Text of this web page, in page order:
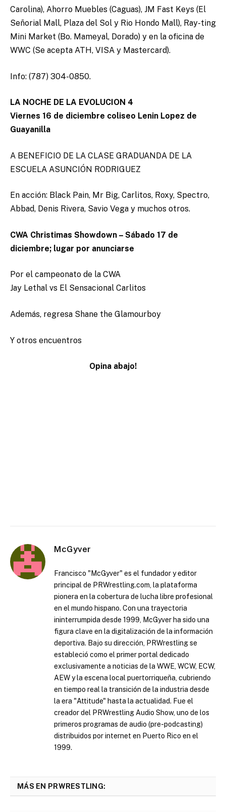
Carolina), Ahorro Muebles (Caguas), JM Fast Keys (El
Señorial Mall, Plaza del Sol y Rio Hondo Mall), Ray-ting
Mini Market (Bo. Mameyal, Dorado) y en la oficina de
WWC (Se acepta ATH, VISA y Mastercard).
Info: (787) 304-0850.
LA NOCHE DE LA EVOLUCION 4
Viernes 16 de diciembre coliseo Lenin Lopez de
Guayanilla
A BENEFICIO DE LA CLASE GRADUANDA DE LA
ESCUELA ASUNCIÓN RODRIGUEZ
En acción: Black Pain, Mr Big, Carlitos, Roxy, Spectro,
Abbad, Denis Rivera, Savio Vega y muchos otros.
CWA Christimas Showdown – Sábado 17 de
diciembre; lugar por anunciarse
Por el campeonato de la CWA
Jay Lethal vs El Sensacional Carlitos
Además, regresa Shane the Glamourboy
Y otros encuentros
Opina abajo!
McGyver
Francisco "McGyver" es el fundador y editor
principal de PRWrestling.com, la plataforma
pionera en la cobertura de lucha libre profesional
en el mundo hispano. Con una trayectoria
ininterrumpida desde 1999, McGyver ha sido una
figura clave en la digitalización de la información
deportiva. Bajo su dirección, PRWrestling se
estableció como el primer portal dedicado
exclusivamente a noticias de la WWE, WCW, ECW,
AEW y la escena local puertorriqueña, cubriendo
en tiempo real la transición de la industria desde
la era "Attitude" hasta la actualidad. Fue el
creador del PRWrestling Audio Show, uno de los
primeros programas de audio (pre-podcasting)
distribuidos por internet en Puerto Rico en el
1999.
MÁS EN PRWRESTLING: